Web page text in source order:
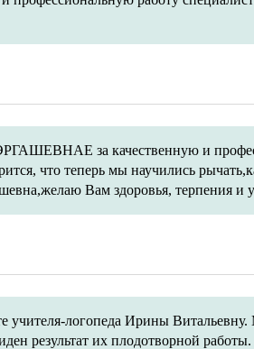
за качественную и
что теперь мы научились
Вам здоровья, терпения и
учителя-логопеда Ирины
результат их плодотворной